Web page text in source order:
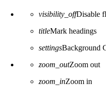
visibility_offDisable
titleMark headings
settingsBackground
zoom_outZoom out
zoom_inZoom in